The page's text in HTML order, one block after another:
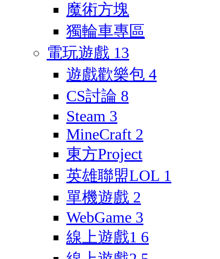
魔術方塊
獨輪車專區
電玩遊戲 13
遊戲歡樂包 4
CS討論 8
Steam 3
MineCraft 2
東方Project
英雄聯盟LOL 1
單機遊戲 2
WebGame 3
線上遊戲1 6